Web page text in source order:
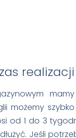
realizacji
możemy
od 1 do 3
Jeśli